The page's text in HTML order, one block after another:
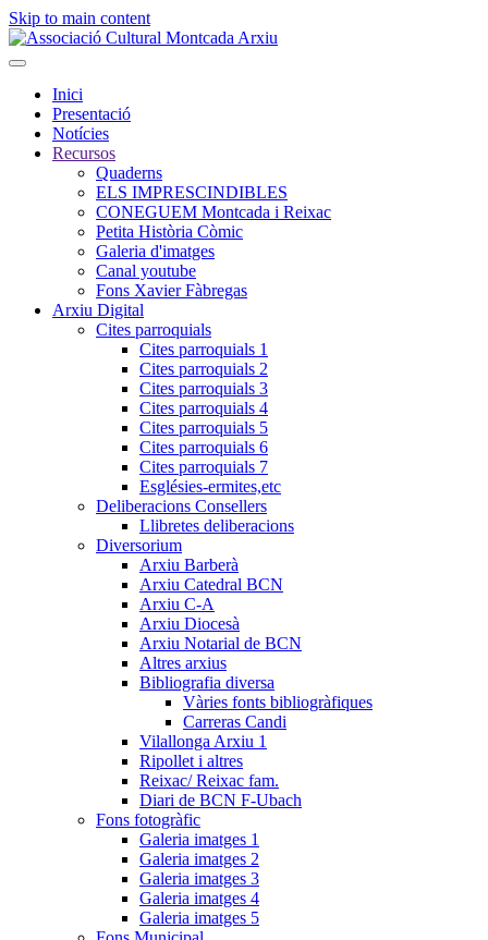
Skip to main content
Inici
Presentació
Notícies
Recursos
Quaderns
ELS IMPRESCINDIBLES
CONEGUEM Montcada i Reixac
Petita Història Còmic
Galeria d'imatges
Canal youtube
Fons Xavier Fàbregas
Arxiu Digital
Cites parroquials
Cites parroquials 1
Cites parroquials 2
Cites parroquials 3
Cites parroquials 4
Cites parroquials 5
Cites parroquials 6
Cites parroquials 7
Esglésies-ermites,etc
Deliberacions Consellers
Llibretes deliberacions
Diversorium
Arxiu Barberà
Arxiu Catedral BCN
Arxiu C-A
Arxiu Diocesà
Arxiu Notarial de BCN
Altres arxius
Bibliografia diversa
Vàries fonts bibliogràfiques
Carreras Candi
Vilallonga Arxiu 1
Ripollet i altres
Reixac/ Reixac fam.
Diari de BCN F-Ubach
Fons fotogràfic
Galeria imatges 1
Galeria imatges 2
Galeria imatges 3
Galeria imatges 4
Galeria imatges 5